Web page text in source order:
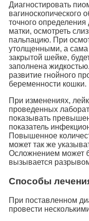
Диагностировать
вагиноскопического
точного
матки, осмотреть
пальпацию. При
утолщенными, а
закрытой шейке,
заполнена
развитие гнойного
беременности кошки.
При изменениях,
проведенных
показывать
показатель
Повышенное
может так же
Осложнением может
вызывается
Способы
При поставленном
провести